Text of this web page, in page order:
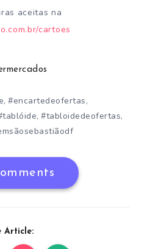
aceitas na
cartoes
, #encartedeofertas,
,#tabloidedeofertas,
Article: